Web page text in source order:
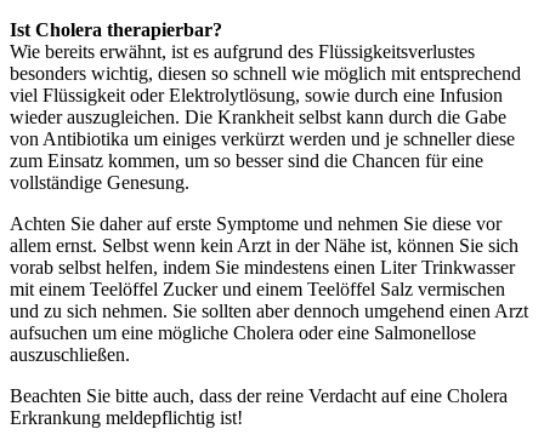
Ist Cholera therapierbar?
Wie bereits erwähnt, ist es aufgrund des Flüssigkeitsverlustes
besonders wichtig, diesen so schnell wie möglich mit entsprechend
viel Flüssigkeit oder Elektrolytlösung, sowie durch eine Infusion
wieder auszugleichen. Die Krankheit selbst kann durch die Gabe
von Antibiotika um einiges verkürzt werden und je schneller diese
zum Einsatz kommen, um so besser sind die Chancen für eine
vollständige Genesung.
Achten Sie daher auf erste Symptome und nehmen Sie diese vor
allem ernst. Selbst wenn kein Arzt in der Nähe ist, können Sie sich
vorab selbst helfen, indem Sie mindestens einen Liter Trinkwasser
mit einem Teelöffel Zucker und einem Teelöffel Salz vermischen
und zu sich nehmen. Sie sollten aber dennoch umgehend einen Arzt
aufsuchen um eine mögliche Cholera oder eine Salmonellose
auszuschließen.
Beachten Sie bitte auch, dass der reine Verdacht auf eine Cholera
Erkrankung meldepflichtig ist!